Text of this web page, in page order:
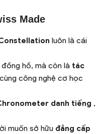
Made
luôn là cái
hồ, mà còn là tác
công nghệ cơ học
danh tiếng ,
muốn sở hữu đẳng cấp